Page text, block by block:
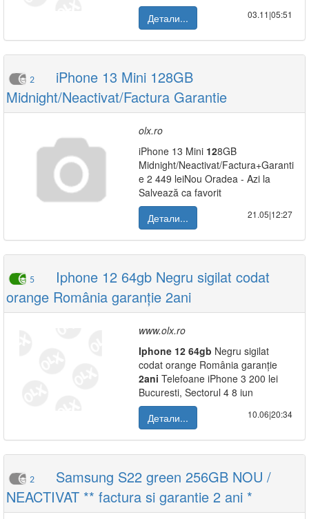
Детали...
03.11|05:51
2
iPhone 13 Mini 128GB
Midnight/Neactivat/Factura Garantie
olx.ro
iPhone 13 Mini 128GB
Midnight/Neactivat/Factura+Garanti
e 2 449 leiNou Oradea - Azi la
Salvează ca favorit
Детали...
21.05|12:27
5
Iphone 12 64gb Negru sigilat codat
orange România garanție 2ani
www.olx.ro
Iphone 12 64gb Negru sigilat
codat orange România garanție
2ani Telefoane iPhone 3 200 lei
Bucuresti, Sectorul 4 8 iun
Детали...
10.06|20:34
2
Samsung S22 green 256GB NOU /
NEACTIVAT ** factura si garantie 2 ani *